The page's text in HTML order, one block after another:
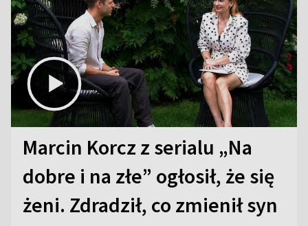
Marcin Korcz z serialu „Na
dobre i na złe” ogłosił, że się
żeni. Zdradził, co zmienił syn